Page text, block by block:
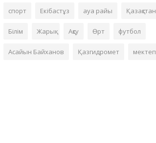
спорт Екібастұз ауа райы Қазақстан
Білім Жарық Ақсу Өрт футбол
Асайын Байханов Қазгидромет мектеп